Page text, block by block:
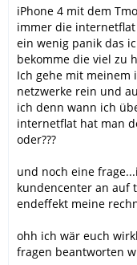
iPhone 4 mit dem
immer die
ein wenig panik das
bekomme die viel zu
Ich gehe mit meinem
netzwerke rein und
ich denn wann ich
internetflat hat man
oder???
und noch eine
kundencenter an auf
endeffekt meine
ohh ich wär euch
fragen beantworten